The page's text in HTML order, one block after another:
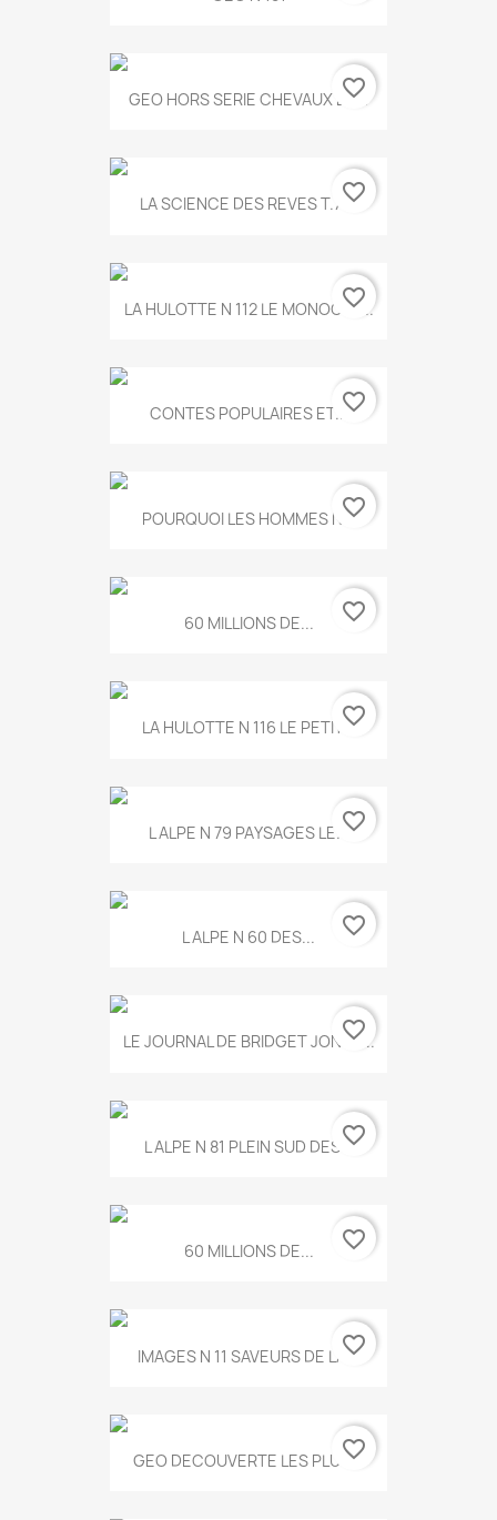
GEO HORS SERIE CHEVAUX ET...
favorite_border
LA SCIENCE DES REVES T.787
favorite_border
LA HULOTTE N 112 LE MONOCLE...
favorite_border
CONTES POPULAIRES ET...favorite_border
POURQUOI LES HOMMES N...favorite_border
60 MILLIONS DE... favorite_border
LA HULOTTE N 116 LE PETIT...favorite_border
L ALPE N 79 PAYSAGES LE...favorite_border
L ALPE N 60 DES... favorite_border
LE JOURNAL DE BRIDGET JONES...
favorite_border
L ALPE N 81 PLEIN SUD DES...favorite_border
60 MILLIONS DE... favorite_border
IMAGES N 11 SAVEURS DE LA...
favorite_border
GEO DECOUVERTE LES PLUS...
favorite_border